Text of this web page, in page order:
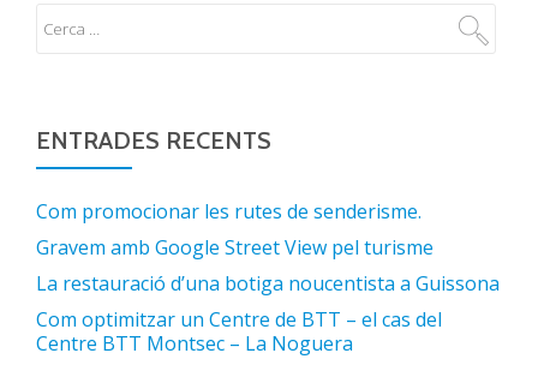
ENTRADES RECENTS
Com promocionar les rutes de senderisme.
Gravem amb Google Street View pel turisme
La restauració d’una botiga noucentista a Guissona
Com optimitzar un Centre de BTT – el cas del
Centre BTT Montsec – La Noguera